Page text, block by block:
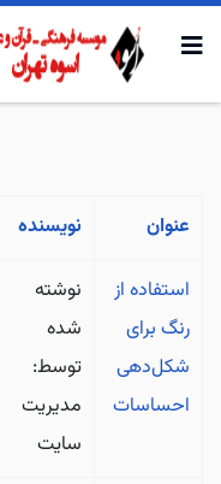
عنوان نویسنده
استفاده از
رنگ برای
شکل‌دهی
احساسات
نوشته
شده
توسط:
مدیریت
سایت